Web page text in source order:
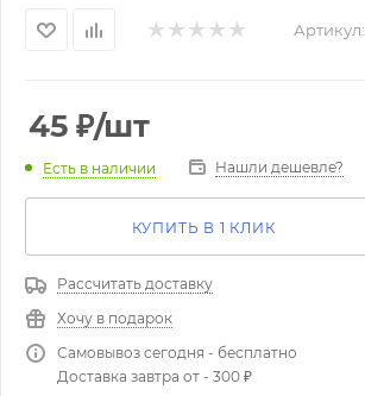
Артикул:
45 ₽/шт
Есть в наличии Нашли дешевле?
КУПИТЬ В 1 КЛИК
Рассчитать доставку
Хочу в подарок
Самовывоз сегодня - бесплатно
Доставка завтра от - 300 ₽